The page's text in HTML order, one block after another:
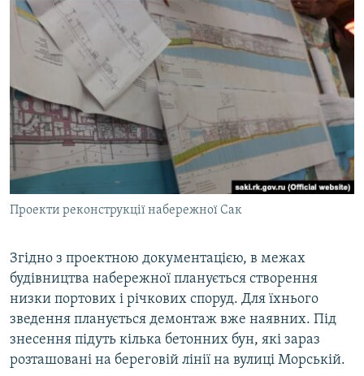
Проекти реконструкції набережної Сак
Згідно з проектною документацією, в межах
будівництва набережної планується створення
низки портових і річкових споруд. Для їхнього
зведення планується демонтаж вже наявних. Під
знесення підуть кілька бетонних бун, які зараз
розташовані на береговій лінії на вулиці Морській.